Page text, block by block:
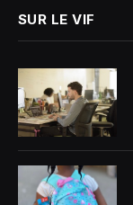
SUR LE VIF